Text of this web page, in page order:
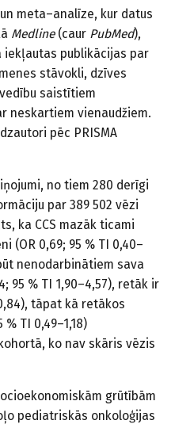
meta–analīze, kur datus
Medline(caur PubMed),
iekļautas publikācijas par
stāvokli, dzīves
saistītiem
neskartiem vienaudžiem.
pēc PRISMA
no tiem 280 derīgi
par 389 502 vēzi
ka CCS mazāk ticami
(OR 0,69; 95 % TI 0,40–
nenodarbinātiem sava
95 % TI 1,90–4,57), retāk ir
tāpat kā retākos
TI 0,49–1,18)
ko nav skāris vēzis
grūtībām
pediatriskās onkoloģijas